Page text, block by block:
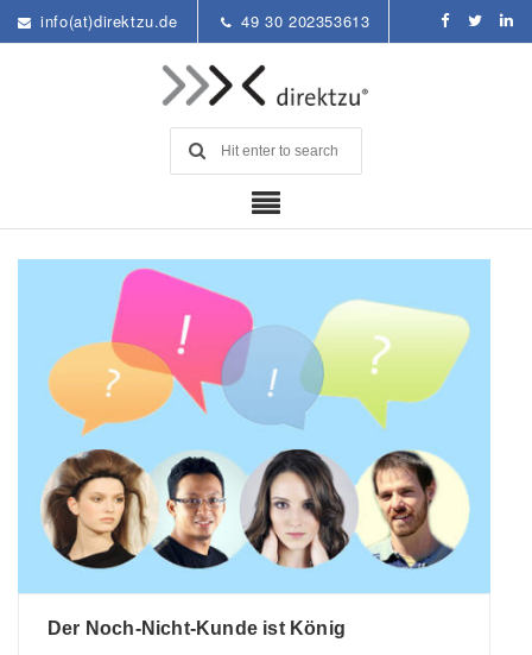
info(at)direktzu.de 49 30 202353613
Der Noch-Nicht-Kunde ist König